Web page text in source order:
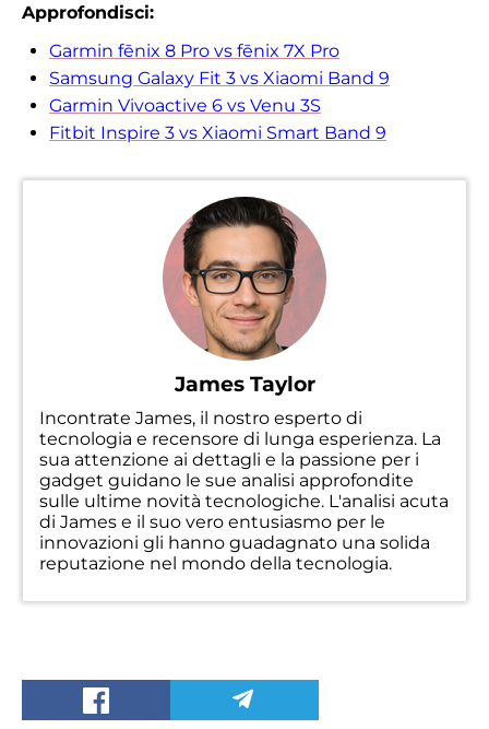
Approfondisci:
Garmin fēnix 8 Pro vs fēnix 7X Pro
Samsung Galaxy Fit 3 vs Xiaomi Band 9
Garmin Vivoactive 6 vs Venu 3S
Fitbit Inspire 3 vs Xiaomi Smart Band 9
James Taylor
Incontrate James, il nostro esperto di
tecnologia e recensore di lunga esperienza. La
sua attenzione ai dettagli e la passione per i
gadget guidano le sue analisi approfondite
sulle ultime novità tecnologiche. L'analisi acuta
di James e il suo vero entusiasmo per le
innovazioni gli hanno guadagnato una solida
reputazione nel mondo della tecnologia.